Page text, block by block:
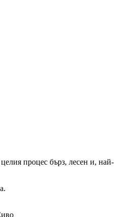
процес бърз, лесен и, най-